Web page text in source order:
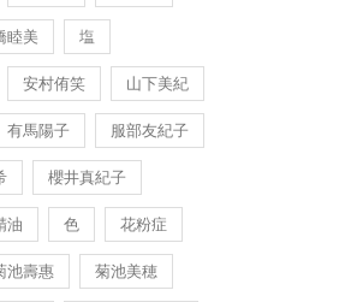
睦美 塩
安村侑笑 山下美紀
有馬陽子 服部友紀子
櫻井真紀子
油 色 花粉症
池壽惠 菊池美穂